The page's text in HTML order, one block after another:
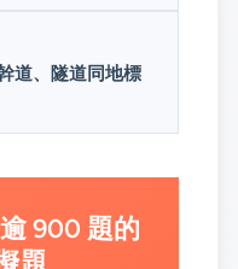
道、隧道同地標
900 題的
題